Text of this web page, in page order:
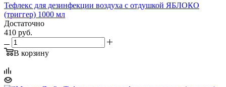
Тефлекс для дезинфекции воздуха с отдушкой ЯБЛОКО
(триггер) 1000 мл
Достаточно
410 руб.
В корзину